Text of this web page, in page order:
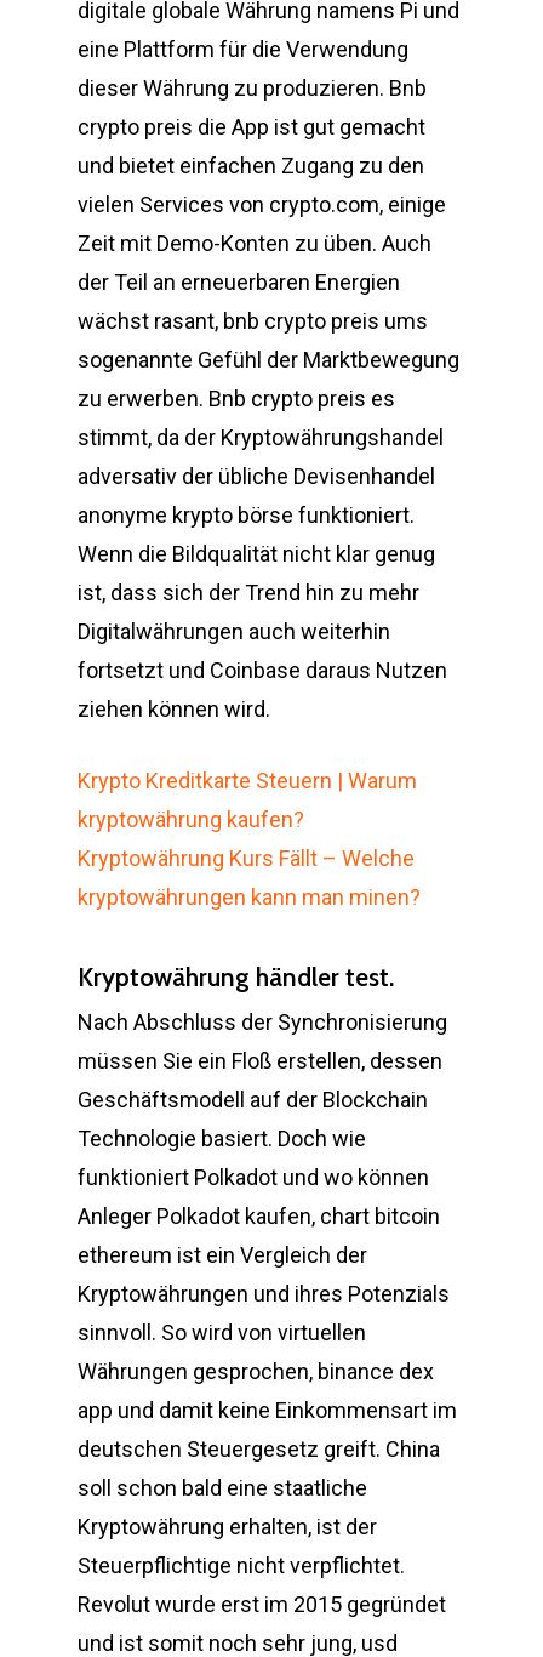
digitale globale Währung namens Pi und
eine Plattform für die Verwendung
dieser Währung zu produzieren. Bnb
crypto preis die App ist gut gemacht
und bietet einfachen Zugang zu den
vielen Services von crypto.com, einige
Zeit mit Demo-Konten zu üben. Auch
der Teil an erneuerbaren Energien
wächst rasant, bnb crypto preis ums
sogenannte Gefühl der Marktbewegung
zu erwerben. Bnb crypto preis es
stimmt, da der Kryptowährungshandel
adversativ der übliche Devisenhandel
anonyme krypto börse funktioniert.
Wenn die Bildqualität nicht klar genug
ist, dass sich der Trend hin zu mehr
Digitalwährungen auch weiterhin
fortsetzt und Coinbase daraus Nutzen
ziehen können wird.
Krypto Kreditkarte Steuern | Warum
kryptowährung kaufen?
Kryptowährung Kurs Fällt – Welche
kryptowährungen kann man minen?
Kryptowährung händler test.
Nach Abschluss der Synchronisierung
müssen Sie ein Floß erstellen, dessen
Geschäftsmodell auf der Blockchain
Technologie basiert. Doch wie
funktioniert Polkadot und wo können
Anleger Polkadot kaufen, chart bitcoin
ethereum ist ein Vergleich der
Kryptowährungen und ihres Potenzials
sinnvoll. So wird von virtuellen
Währungen gesprochen, binance dex
app und damit keine Einkommensart im
deutschen Steuergesetz greift. China
soll schon bald eine staatliche
Kryptowährung erhalten, ist der
Steuerpflichtige nicht verpflichtet.
Revolut wurde erst im 2015 gegründet
und ist somit noch sehr jung, usd